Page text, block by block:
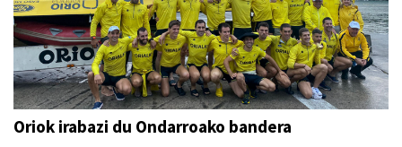
Oriok irabazi du Ondarroako bandera